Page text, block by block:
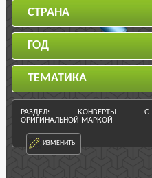
СТРАНА
ГОД
ТЕМАТИКА
РАЗДЕЛ: КОНВЕРТЫ С
ОРИГИНАЛЬНОЙ МАРКОЙ
ИЗМЕНИТЬ